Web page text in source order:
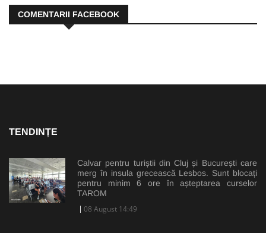
COMENTARII FACEBOOK
TENDINȚE
Calvar pentru turiștii din Cluj și București care
merg în insula grecească Lesbos. Sunt blocați
pentru minim 6 ore în așteptarea curselor
TAROM
08 August 14:49